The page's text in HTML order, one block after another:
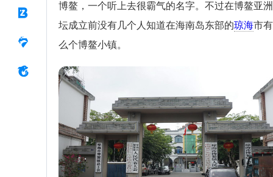
博鳌，一个听上去很霸气的名字。不过在博鳌亚
坛成立前没有几个人知道在海南岛东部的琼海市
么个博鳌小镇。